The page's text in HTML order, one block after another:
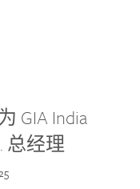
GIA India
总经理